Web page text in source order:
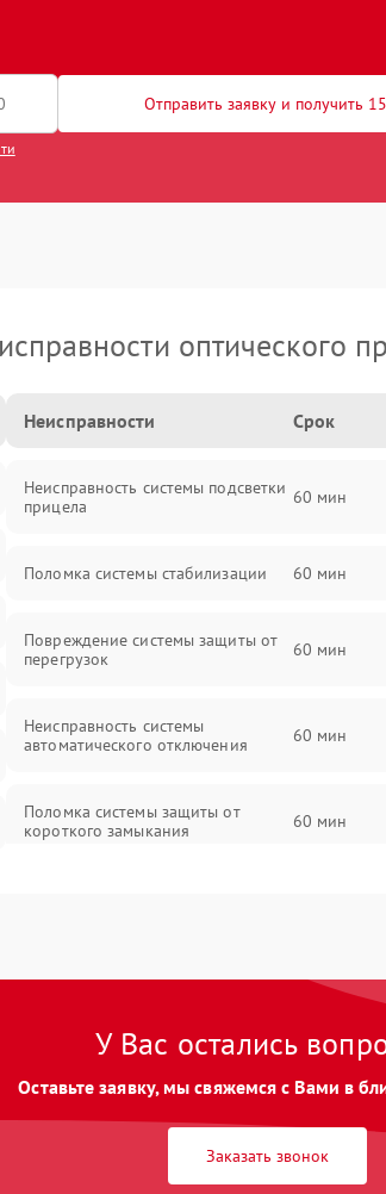
Отправить заявку и получить
оптического
Неисправности Срок
Неисправность системы подсветки
прицела
60 мин
Поломка системы стабилизации 60 мин
Повреждение системы защиты от
перегрузок
60 мин
Неисправность системы
автоматического отключения
60 мин
Поломка системы защиты от
короткого замыкания
60 мин
Неисправность системы защиты от
60 мин
замыкания
60 мин
Неисправность системы защиты от 60 мин
У Вас остались
Оставьте заявку, мы свяжемся с Вами в
Заказать звонок